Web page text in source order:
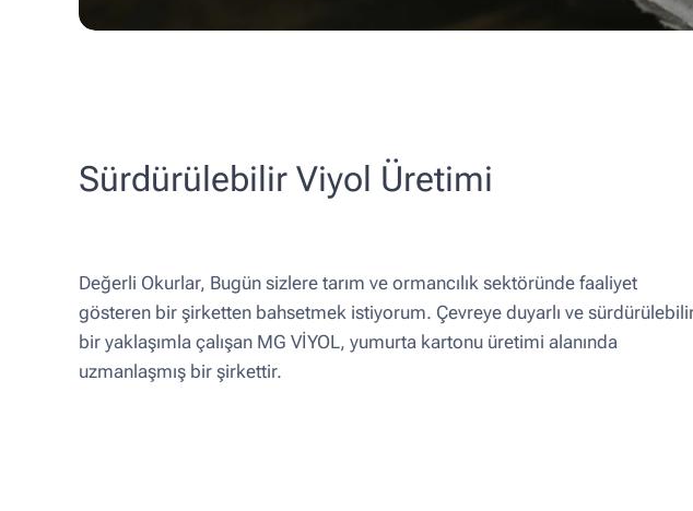
Sürdürülebilir Viyol Üretimi
Değerli Okurlar, Bugün sizlere tarım ve ormancılık sektöründe faaliyet
gösteren bir şirketten bahsetmek istiyorum. Çevreye duyarlı ve
bir yaklaşımla çalışan MG VİYOL, yumurta kartonu üretimi alanında
uzmanlaşmış bir şirkettir.